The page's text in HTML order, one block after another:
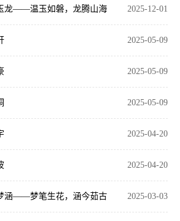
2025-12-01
龙——温玉如磐，龙腾山海
2025-05-09
2025-05-09
2025-05-09
2025-04-20
2025-04-20
2025-03-03
涵——梦笔生花，涵今茹古